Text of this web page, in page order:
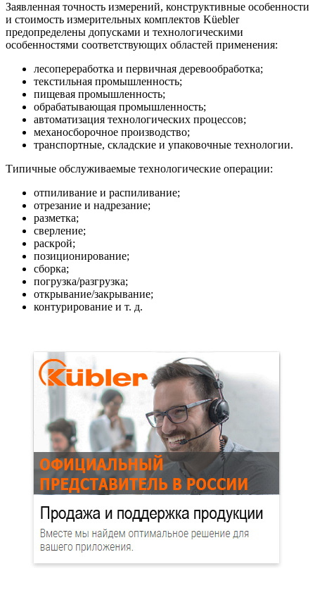
Заявленная точность измерений, конструктивные особенности
и стоимость измерительных комплектов Küebler
предопределены допусками и технологическими
особенностями соответствующих областей применения:
лесопереработка и первичная деревообработка;
текстильная промышленность;
пищевая промышленность;
обрабатывающая промышленность;
автоматизация технологических процессов;
механосборочное производство;
транспортные, складские и упаковочные технологии.
Типичные обслуживаемые технологические операции:
отпиливание и распиливание;
отрезание и надрезание;
разметка;
сверление;
раскрой;
позиционирование;
сборка;
погрузка/разгрузка;
открывание/закрывание;
контурирование и т. д.